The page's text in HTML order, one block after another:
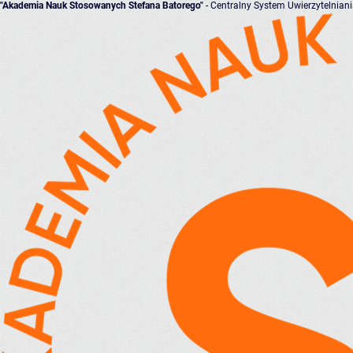
"Akademia Nauk Stosowanych Stefana Batorego" - Centralny System